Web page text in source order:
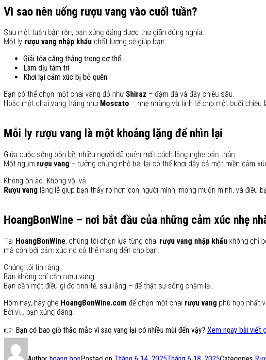
Vì sao nên uống rượu vang vào cuối tuần?
Sau một tuần bận rộn, bạn xứng đáng được thư giãn đúng nghĩa.
Một ly rượu vang nhập khẩu chất lượng sẽ giúp bạn:
Giải tỏa căng thẳng trong cơ thể
Làm dịu tâm trí
Khơi lại cảm xúc bị bỏ quên
Bạn có thể chọn một chai vang đỏ như Shiraz – đậm đà và đầy chiều sâu.
Hoặc một chai vang trắng như Moscato – nhẹ nhàng và tinh tế cho một buổi chiều
Mỗi ly rượu vang là một khoảng lặng để nhìn lại
Giữa cuộc sống bộn bề, nhiều người đã quên mất cách lắng nghe bản thân.
Một ngụm rượu vang – tưởng chừng nhỏ bé, lại có thể khơi dậy cả một miền cảm
Không ồn ào. Không vội vã.
Rượu vang lặng lẽ giúp bạn thấy rõ hơn con người mình, mong muốn mình, và điều
HoangBonWine – nơi bắt đầu của những cảm xúc nhẹ
Tại HoangBonWine, chúng tôi chọn lựa từng chai rượu vang nhập khẩu không chỉ
mà còn bởi cảm xúc nó có thể mang đến cho bạn.
Chúng tôi tin rằng:
Bạn không chỉ cần rượu vang.
Bạn cần một điều gì đó tinh tế, sâu lắng – để thật sự sống chậm lại.
Hôm nay, hãy ghé HoangBonWine.com để chọn một chai rượu vang phù hợp nhất
Bởi vì… bạn xứng đáng.
👉 Bạn có bao giờ thắc mắc vì sao vang lại có nhiều mùi đến vậy? Xem ngay bài viết